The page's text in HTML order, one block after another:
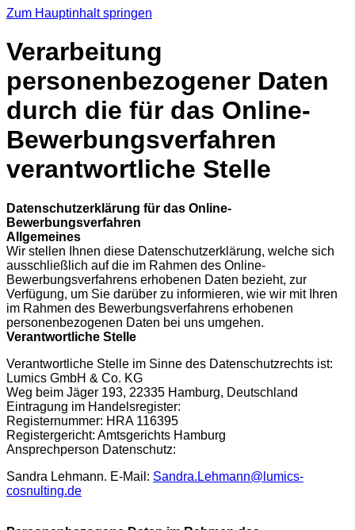
Zum Hauptinhalt springen
Verarbeitung
personenbezogener Daten
durch die für das Online-
Bewerbungsverfahren
verantwortliche Stelle
Datenschutzerklärung für das Online-
Bewerbungsverfahren
Allgemeines
Wir stellen Ihnen diese Datenschutzerklärung, welche sich
ausschließlich auf die im Rahmen des Online-
Bewerbungsverfahrens erhobenen Daten bezieht, zur
Verfügung, um Sie darüber zu informieren, wie wir mit Ihren
im Rahmen des Bewerbungsverfahrens erhobenen
personenbezogenen Daten bei uns umgehen.
Verantwortliche Stelle
Verantwortliche Stelle im Sinne des Datenschutzrechts ist:
Lumics GmbH & Co. KG
Weg beim Jäger 193, 22335 Hamburg, Deutschland
Eintragung im Handelsregister:
Registernummer: HRA 116395
Registergericht: Amtsgerichts Hamburg
Ansprechperson Datenschutz:
Sandra Lehmann. E-Mail: Sandra.Lehmann@lumics-
cosnulting.de